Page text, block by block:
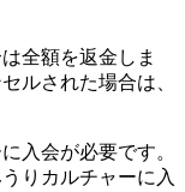
全額を返金しま
ルされた場合は、
入会が必要です。
りカルチャーに入